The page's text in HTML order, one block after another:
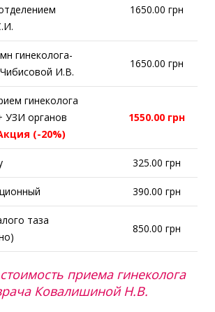
1650.00 грн
гинеколога-
И.В.
1650.00 грн
гинеколога
УЗИ органов
(-20%)
1550.00 грн
325.00 грн
390.00 грн
таза
850.00 грн
приема гинеколога
Ковалишиной Н.В.